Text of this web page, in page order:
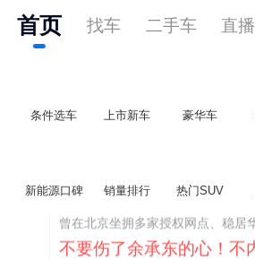
首页 找车 二手车 直播
条件选车 上市新车 豪华车
新能源口碑 销量排行 热门SUV